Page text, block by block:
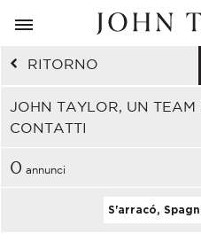
RITORNO
JOHN TAYLOR, UN TEAM
CONTATTI
0 annunci
S'arracó,